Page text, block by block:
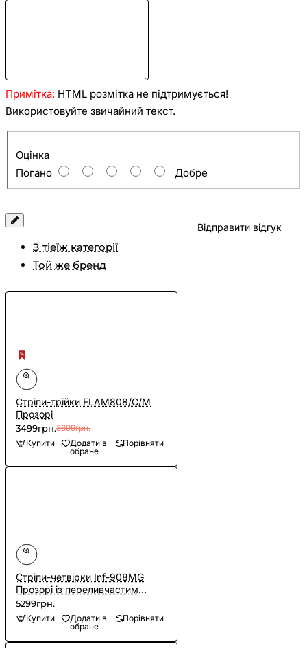
Примітка: HTML розмітка не підтримується!
Використовуйте звичайний текст.
Оцінка
Погано
Добре
Відправити відгук
З тіеїж категорії
Той же бренд
Cтріпи-трійки FLAM808/C/M
Прозорі
3499грн.3699грн.
Купити
Додати в
обране
Порівняти
Cтріпи-четвірки Inf-908MG
Прозорі із переливчастим
глітером
5299грн.
Купити
Додати в
обране
Порівняти